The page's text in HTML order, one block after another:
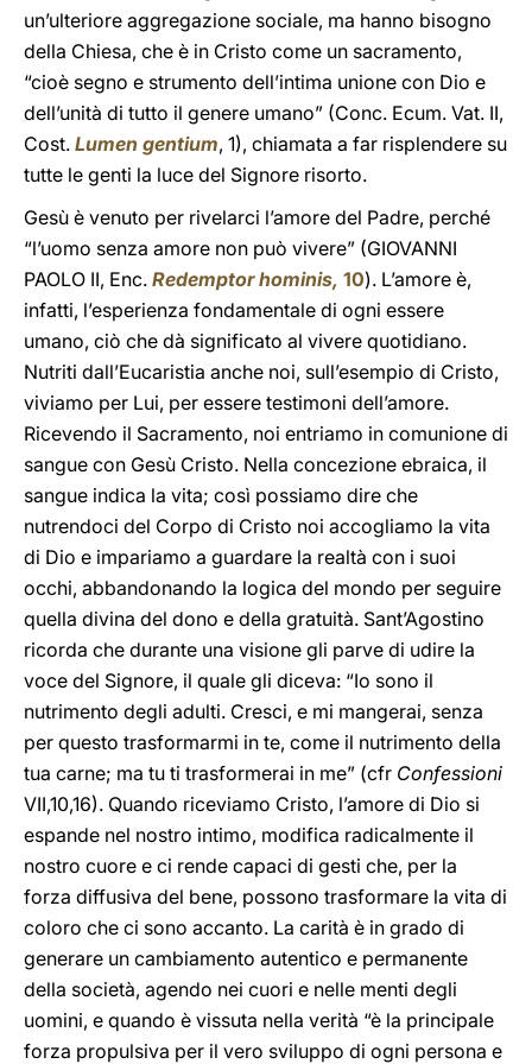
un’ulteriore aggregazione sociale, ma hanno bisogno
della Chiesa, che è in Cristo come un sacramento,
“cioè segno e strumento dell’intima unione con Dio e
dell’unità di tutto il genere umano” (Conc. Ecum. Vat. II,
Cost. Lumen gentium, 1), chiamata a far risplendere su
tutte le genti la luce del Signore risorto.
Gesù è venuto per rivelarci l’amore del Padre, perché
“l’uomo senza amore non può vivere” (GIOVANNI
PAOLO II, Enc. Redemptor hominis, 10). L’amore è,
infatti, l’esperienza fondamentale di ogni essere
umano, ciò che dà significato al vivere quotidiano.
Nutriti dall’Eucaristia anche noi, sull’esempio di Cristo,
viviamo per Lui, per essere testimoni dell’amore.
Ricevendo il Sacramento, noi entriamo in comunione di
sangue con Gesù Cristo. Nella concezione ebraica, il
sangue indica la vita; così possiamo dire che
nutrendoci del Corpo di Cristo noi accogliamo la vita
di Dio e impariamo a guardare la realtà con i suoi
occhi, abbandonando la logica del mondo per seguire
quella divina del dono e della gratuità. Sant’Agostino
ricorda che durante una visione gli parve di udire la
voce del Signore, il quale gli diceva: “Io sono il
nutrimento degli adulti. Cresci, e mi mangerai, senza
per questo trasformarmi in te, come il nutrimento della
tua carne; ma tu ti trasformerai in me” (cfr Confessioni
VII,10,16). Quando riceviamo Cristo, l’amore di Dio si
espande nel nostro intimo, modifica radicalmente il
nostro cuore e ci rende capaci di gesti che, per la
forza diffusiva del bene, possono trasformare la vita di
coloro che ci sono accanto. La carità è in grado di
generare un cambiamento autentico e permanente
della società, agendo nei cuori e nelle menti degli
uomini, e quando è vissuta nella verità “è la principale
forza propulsiva per il vero sviluppo di ogni persona e